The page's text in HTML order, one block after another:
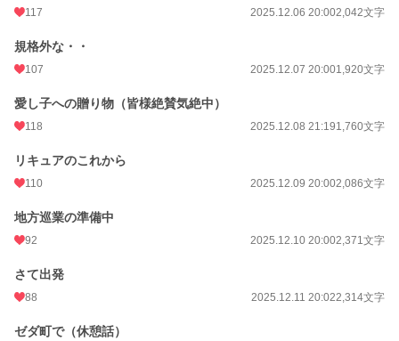
117 2025.12.06 20:002,042文字
規格外な・・
107 2025.12.07 20:001,920文字
愛し子への贈り物（皆様絶賛気絶中）
118 2025.12.08 21:191,760文字
リキュアのこれから
110 2025.12.09 20:002,086文字
地方巡業の準備中
92 2025.12.10 20:002,371文字
さて出発
88 2025.12.11 20:022,314文字
ゼダ町で（休憩話）